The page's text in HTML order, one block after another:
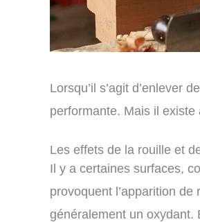
Lorsqu’il s’agit d’enlever
performante. Mais il existe
Les effets de la rouille et
Il y a certaines surfaces,
provoquent l’apparition
généralement un oxydant.